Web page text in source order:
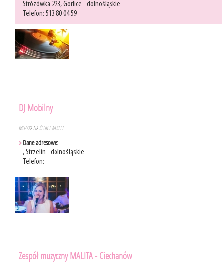
Stróżówka 223, Gorlice - dolnośląskie
Telefon: 513 80 04 59
DJ Mobilny
MUZYKA NA ŚLUB I WESELE
Dane adresowe:
, Strzelin - dolnośląskie
Telefon:
Zespół muzyczny MALITA - Ciechanów